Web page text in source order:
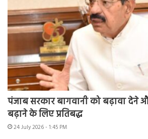
पंजाब सरकार बागवानी को बढ़ावा देने
बढ़ाने के लिए प्रतिबद्ध
24 July 2026 - 1:45 PM